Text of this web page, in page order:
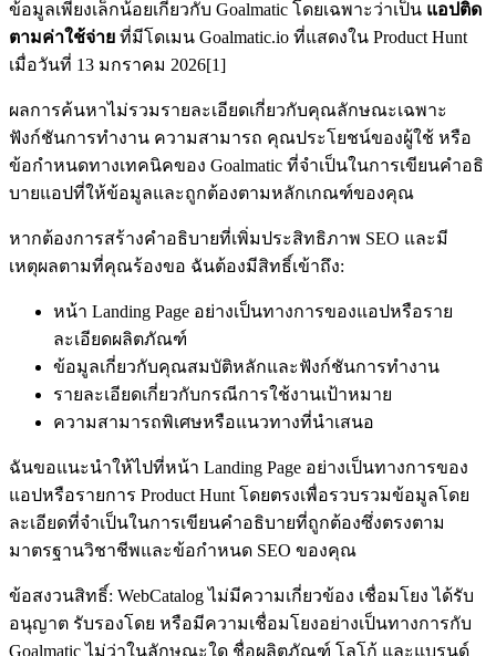
ข้อมูลเพียงเล็กน้อยเกี่ยวกับ Goalmatic โดยเฉพาะว่าเป็น แอปติด
ตามค่าใช้จ่าย ที่มีโดเมน Goalmatic.io ที่แสดงใน Product Hunt
เมื่อวันที่ 13 มกราคม 2026[1]
ผลการค้นหาไม่รวมรายละเอียดเกี่ยวกับคุณลักษณะเฉพาะ
ฟังก์ชันการทำงาน ความสามารถ คุณประโยชน์ของผู้ใช้ หรือ
ข้อกำหนดทางเทคนิคของ Goalmatic ที่จำเป็นในการเขียนคำอธิ
บายแอปที่ให้ข้อมูลและถูกต้องตามหลักเกณฑ์ของคุณ
หากต้องการสร้างคำอธิบายที่เพิ่มประสิทธิภาพ SEO และมี
เหตุผลตามที่คุณร้องขอ ฉันต้องมีสิทธิ์เข้าถึง:
หน้า Landing Page อย่างเป็นทางการของแอปหรือราย
ละเอียดผลิตภัณฑ์
ข้อมูลเกี่ยวกับคุณสมบัติหลักและฟังก์ชันการทำงาน
รายละเอียดเกี่ยวกับกรณีการใช้งานเป้าหมาย
ความสามารถพิเศษหรือแนวทางที่นำเสนอ
ฉันขอแนะนำให้ไปที่หน้า Landing Page อย่างเป็นทางการของ
แอปหรือรายการ Product Hunt โดยตรงเพื่อรวบรวมข้อมูลโดย
ละเอียดที่จำเป็นในการเขียนคำอธิบายที่ถูกต้องซึ่งตรงตาม
มาตรฐานวิชาชีพและข้อกำหนด SEO ของคุณ
ข้อสงวนสิทธิ์: WebCatalog ไม่มีความเกี่ยวข้อง เชื่อมโยง ได้รับ
อนุญาต รับรองโดย หรือมีความเชื่อมโยงอย่างเป็นทางการกับ
Goalmatic ไม่ว่าในลักษณะใด ชื่อผลิตภัณฑ์ โลโก้ และแบรนด์